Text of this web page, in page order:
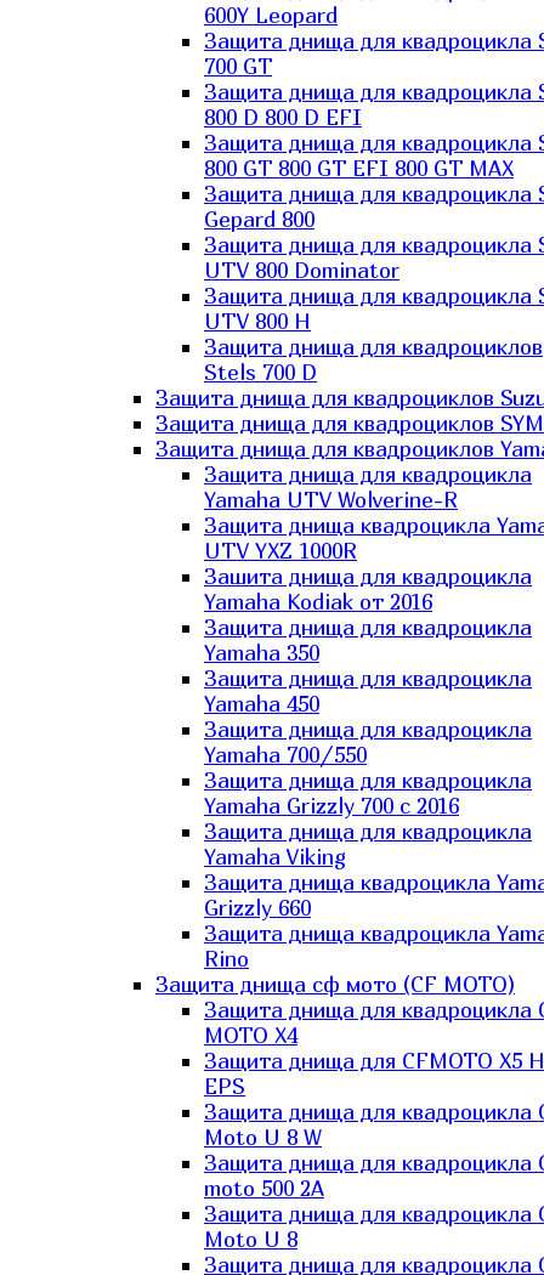
600Y Leopard
Защита днища для квадроцикла
700 GT
Защита днища для квадроцикла
800 D 800 D EFI
Защита днища для квадроцикла
800 GT 800 GT EFI 800 GT MAX
Защита днища для квадроцикла
Gepard 800
Защита днища для квадроцикла
UTV 800 Dominator
Защита днища для квадроцикла
UTV 800 H
Защита днища для квадроциклов
Stels 700 D
Защита днища для квадроциклов
Защита днища для квадроциклов SYM
Защита днища для квадроциклов
Защита днища для квадроцикла
Yamaha UTV Wolverine-R
Защита днища квадроцикла
UTV YXZ 1000R
Зашита днища для квадроцикла
Yamaha Kodiak от 2016
Защита днища для квадроцикла
Yamaha 350
Защита днища для квадроцикла
Yamaha 450
Защита днища для квадроцикла
Yamaha 700/550
Защита днища для квадроцикла
Yamaha Grizzly 700 с 2016
Защита днища для квадроцикла
Yamaha Viking
Защита днища квадроцикла
Grizzly 660
Защита днища квадроцикла
Rino
Защита днища сф мото (CF MOTO)
Защита днища для квадроцикла
MOTO X4
Защита днища для CFMOTO X5
EPS
Защита днища для квадроцикла
Moto U 8 W
Защита днища для квадроцикла
moto 500 2A
Защита днища для квадроцикла
Moto U 8
Защита днища для квадроцикла